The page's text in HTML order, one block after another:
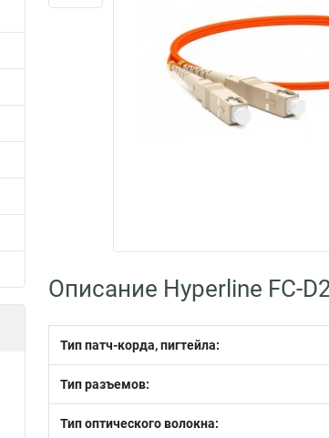
Описание Hyperline FC-
Тип патч-корда, пигтейла:
Тип разъемов:
Тип оптического волокна: